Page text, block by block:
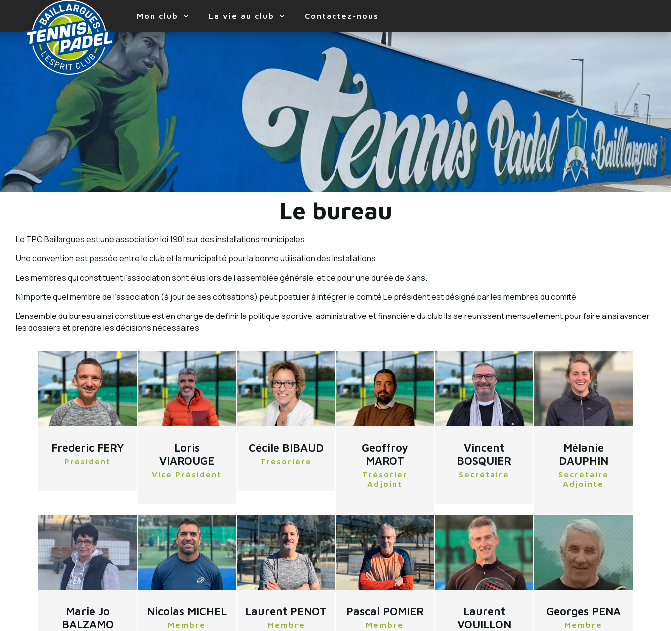
Mon club La vie au club Contactez-nous
Le bureau
Le TPC Baillargues est une association loi 1901 sur des installations municipales.
Une convention est passée entre le club et la municipalité pour la bonne utilisation des installations.
Les membres qui constituent l’association sont élus lors de l’assemblée générale, et ce pour une durée de 3 ans.
N’importe quel membre de l’association (à jour de ses cotisations) peut postuler à intégrer le comité Le président est désigné par les membres du comité
L’ensemble du bureau ainsi constitué est en charge de définir la politique sportive, administrative et financière du club Ils se réunissent mensuellement pour faire ainsi avancer
les dossiers et prendre les décisions nécessaires ​
Frederic FERY
Président
Loris
VIAROUGE
Vice Président
Cécile BIBAUD
Trésorière
Geoffroy
MAROT
Trésorier
Adjoint
Vincent
BOSQUIER
Secrétaire
Mélanie
DAUPHIN
Secrétaire
Adjointe
Marie Jo
BALZAMO
Nicolas MICHEL
Membre
Laurent PENOT
Membre
Pascal POMIER
Membre
Laurent
VOUILLON
Georges PENA
Membre